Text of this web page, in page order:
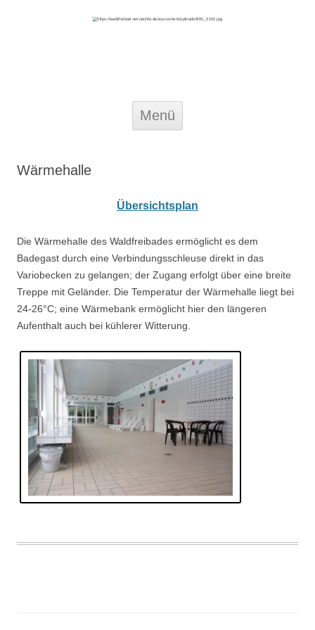
Waldfreibad Anröchte
Menü
Wärmehalle
Übersichtsplan
Die Wärmehalle des Waldfreibades ermöglicht es dem
Badegast durch eine Verbindungsschleuse direkt in das
Variobecken zu gelangen; der Zugang erfolgt über eine breite
Treppe mit Geländer. Die Temperatur der Wärmehalle liegt bei
24-26°C; eine Wärmebank ermöglicht hier den längeren
Aufenthalt auch bei kühlerer Witterung.